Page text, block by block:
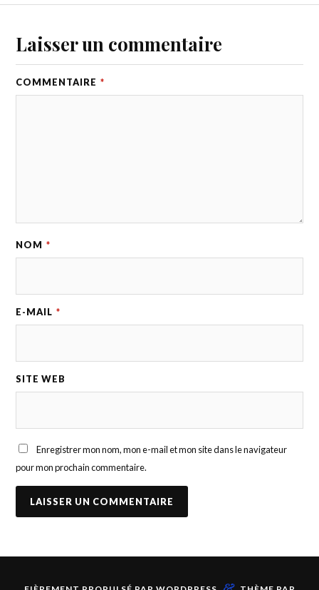
Laisser un commentaire
COMMENTAIRE *
NOM *
E-MAIL *
SITE WEB
Enregistrer mon nom, mon e-mail et mon site dans le navigateur
pour mon prochain commentaire.